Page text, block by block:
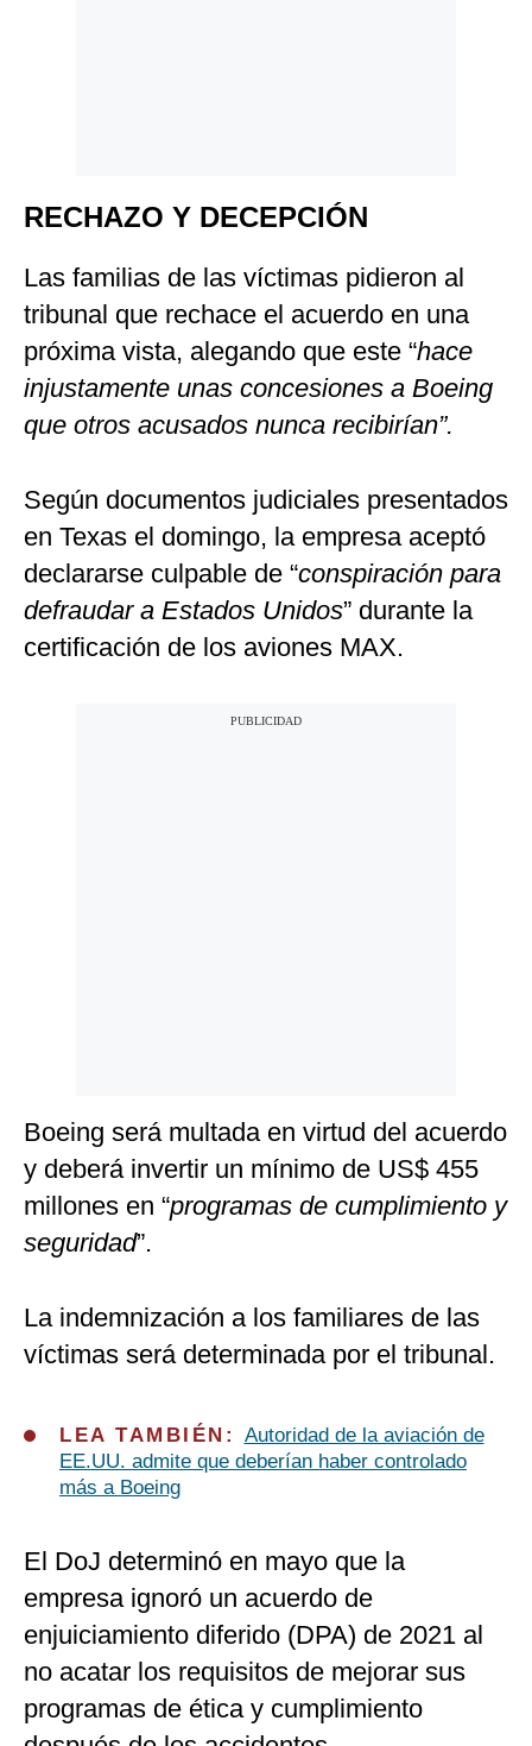
RECHAZO Y DECEPCIÓN
Las familias de las víctimas pidieron al
tribunal que rechace el acuerdo en una
próxima vista, alegando que este “hace
injustamente unas concesiones a Boeing
que otros acusados nunca recibirían”.
Según documentos judiciales presentados
en Texas el domingo, la empresa aceptó
declararse culpable de “conspiración para
defraudar a Estados Unidos” durante la
certificación de los aviones MAX.
Boeing será multada en virtud del acuerdo
y deberá invertir un mínimo de US$ 455
millones en “programas de cumplimiento y
seguridad”.
La indemnización a los familiares de las
víctimas será determinada por el tribunal.
LEA TAMBIÉN: Autoridad de la aviación de
EE.UU. admite que deberían haber controlado
más a Boeing
El DoJ determinó en mayo que la
empresa ignoró un acuerdo de
enjuiciamiento diferido (DPA) de 2021 al
no acatar los requisitos de mejorar sus
programas de ética y cumplimiento